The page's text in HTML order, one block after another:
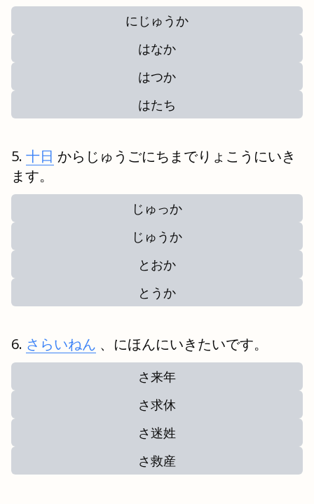
にじゅうか
はなか
はつか
はたち
十日 からじゅうごにちまでりょこうにいき
ます。
じゅっか
じゅうか
とおか
とうか
さらいねん 、にほんにいきたいです。
さ来年
さ求休
さ迷姓
さ救産